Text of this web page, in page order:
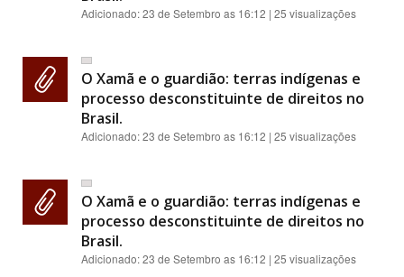
Adicionado:23 de Setembro as 16:12 | 25 visualizações
O Xamã e o guardião: terras indígenas e
processo desconstituinte de direitos no
Brasil.
Adicionado:23 de Setembro as 16:12 | 25 visualizações
O Xamã e o guardião: terras indígenas e
processo desconstituinte de direitos no
Brasil.
Adicionado:23 de Setembro as 16:12 | 25 visualizações